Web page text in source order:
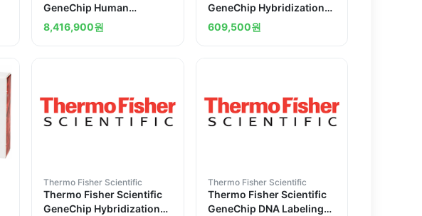
GeneChip Human
Promoter 1.0R Array
8,416,900원
GeneChip Hybridization
Control Kit
609,500원
Thermo Fisher Scientific
Thermo Fisher Scientific
GeneChip Hybridization
Thermo Fisher Scientific
Thermo Fisher Scientific
GeneChip DNA Labeling